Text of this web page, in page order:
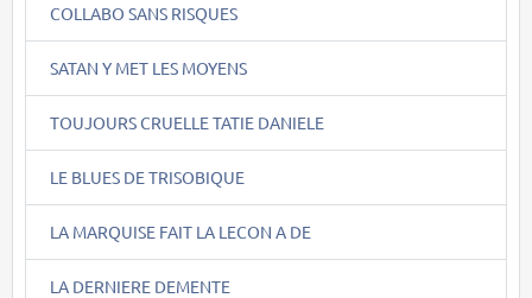
COLLABO SANS RISQUES
SATAN Y MET LES MOYENS
TOUJOURS CRUELLE TATIE DANIELE
LE BLUES DE TRISOBIQUE
LA MARQUISE FAIT LA LECON A DE
LA DERNIERE DEMENTE